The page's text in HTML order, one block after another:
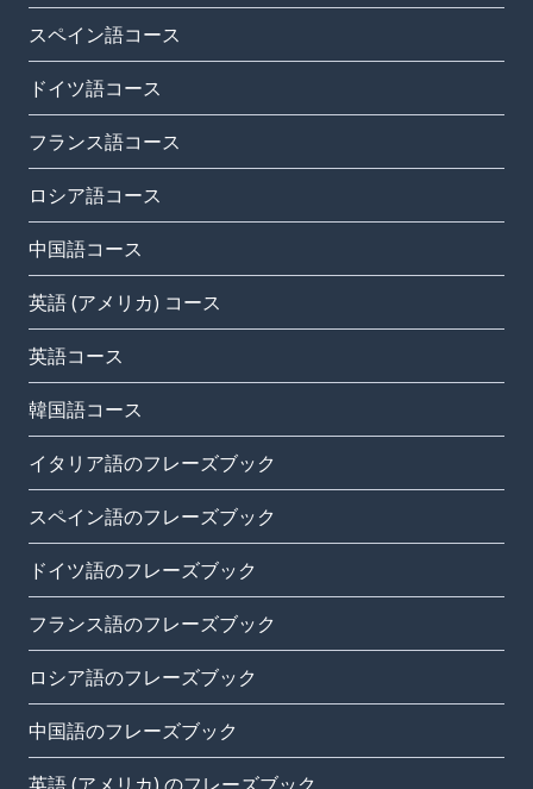
スペイン語コース
ドイツ語コース
フランス語コース
ロシア語コース
中国語コース
英語 (アメリカ) コース
英語コース
韓国語コース
イタリア語のフレーズブック
スペイン語のフレーズブック
ドイツ語のフレーズブック
フランス語のフレーズブック
ロシア語のフレーズブック
中国語のフレーズブック